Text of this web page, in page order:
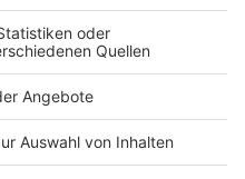
Kontakt
Studio-Hotline
Verkehrs-Hotline